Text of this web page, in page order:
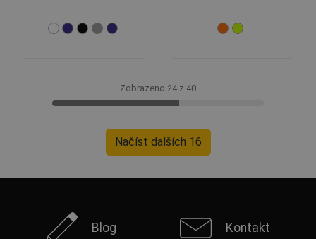
Zobrazeno 24 z 40
Načíst dalších 16
Blog Kontakt